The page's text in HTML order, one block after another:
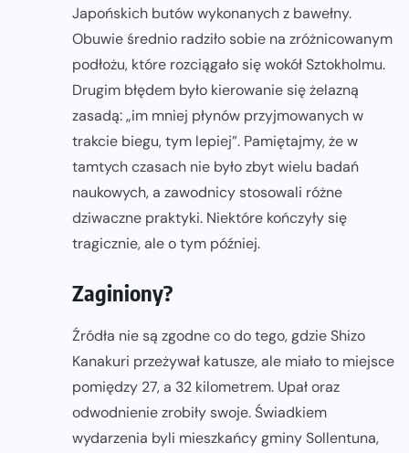
Japońskich butów wykonanych z bawełny.
Obuwie średnio radziło sobie na zróżnicowanym
podłożu, które rozciągało się wokół Sztokholmu.
Drugim błędem było kierowanie się żelazną
zasadą: „im mniej płynów przyjmowanych w
trakcie biegu, tym lepiej”. Pamiętajmy, że w
tamtych czasach nie było zbyt wielu badań
naukowych, a zawodnicy stosowali różne
dziwaczne praktyki. Niektóre kończyły się
tragicznie, ale o tym później.
Zaginiony?
Źródła nie są zgodne co do tego, gdzie Shizo
Kanakuri przeżywał katusze, ale miało to miejsce
pomiędzy 27, a 32 kilometrem. Upał oraz
odwodnienie zrobiły swoje. Świadkiem
wydarzenia byli mieszkańcy gminy Sollentuna,